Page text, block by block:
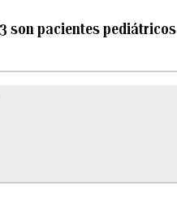
son pacientes pediátricos